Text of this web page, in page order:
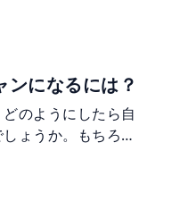
知りたい」、「楽
ージシャンに依頼
ご参考にしてくだ
ンになるには？
のようにしたら自
ょうか。もちろ
が選ばれる理由で